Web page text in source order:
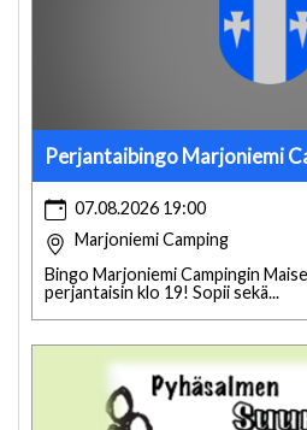
Perjantaibingo Marjoniemi
07.08.2026 19:00
Marjoniemi Camping
Bingo Marjoniemi Campingin
perjantaisin klo 19! Sopii sekä...